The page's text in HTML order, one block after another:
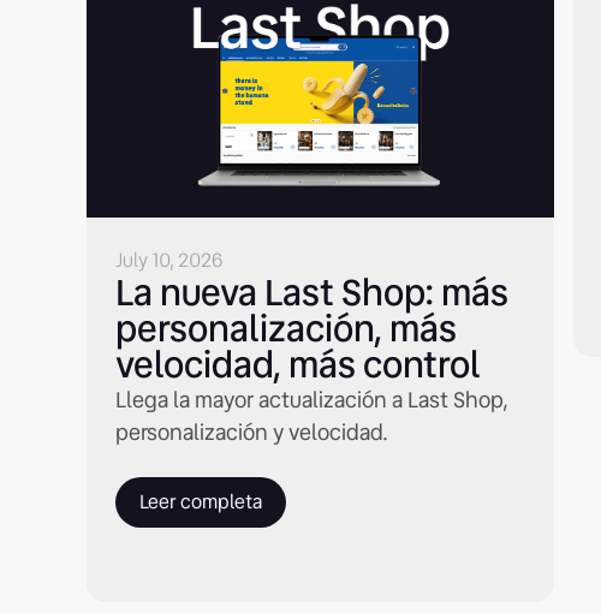
July 10, 2026
La nueva Last Shop: más
personalización, más
velocidad, más control
Llega la mayor actualización a Last Shop,
personalización y velocidad.
Leer completa